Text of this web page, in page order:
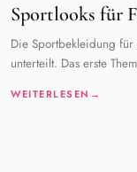
Sportlooks für
Die Sportbekleidung
unterteilt. Das erste
WEITERLESEN